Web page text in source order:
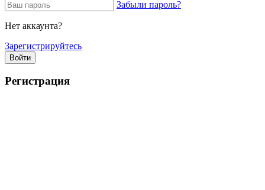
Забыли пароль?
Нет аккаунта?
Зарегистрируйтесь
Войти
Регистрация